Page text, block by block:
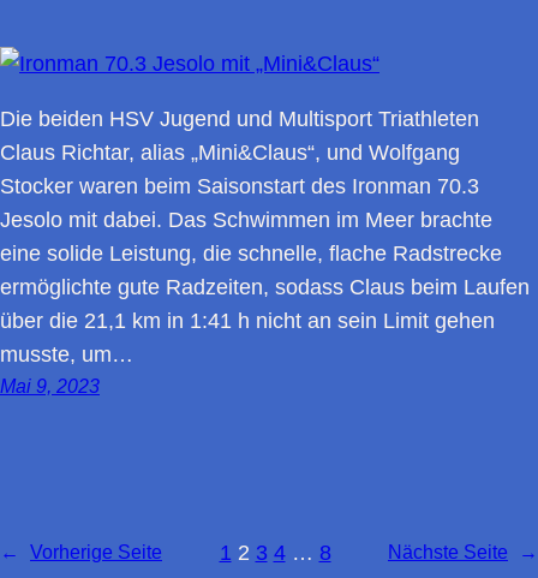
Die beiden HSV Jugend und Multisport Triathleten
Claus Richtar, alias „Mini&Claus“, und Wolfgang
Stocker waren beim Saisonstart des Ironman 70.3
Jesolo mit dabei. Das Schwimmen im Meer brachte
eine solide Leistung, die schnelle, flache Radstrecke
ermöglichte gute Radzeiten, sodass Claus beim Laufen
über die 21,1 km in 1:41 h nicht an sein Limit gehen
musste, um…
Mai 9, 2023
← Vorherige Seite 1 2 3 4 … 8 Nächste Seite →